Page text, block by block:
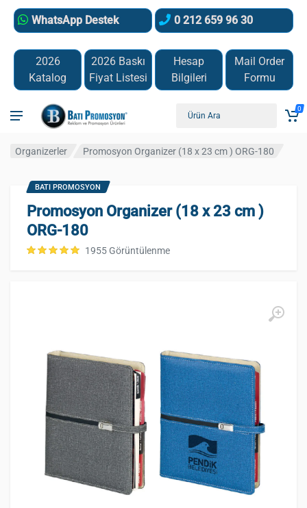
WhatsApp Destek 0 212 659 96 30
2026
Katalog
2026 Baskı
Fiyat Listesi
Hesap
Bilgileri
Mail Order
Formu
0
Organizerler Promosyon Organizer (18 x 23 cm ) ORG-180
Promosyon Organizer (18 x 23 cm )
ORG-180
1955 Görüntülenme
BATI PROMOSYON